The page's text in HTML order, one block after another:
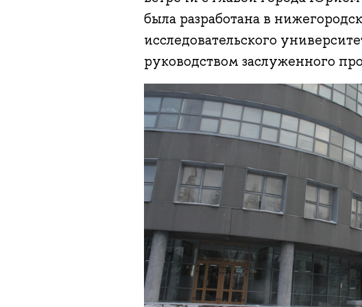
была разработана в
исследовательского
руководством заслуженного